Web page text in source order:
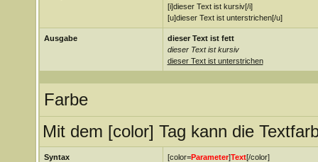
[i]dieser Text ist kursiv[/i]
[u]dieser Text ist unterstrichen[/u]
Ausgabe
dieser Text ist fett
dieser Text ist kursiv
dieser Text ist unterstrichen
Farbe
Mit dem [color] Tag kann die
Syntax [color=Parameter]Text[/color]